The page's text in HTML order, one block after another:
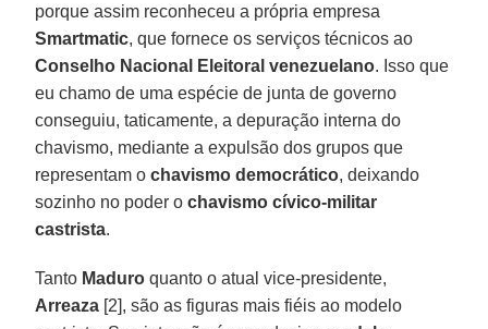
porque assim reconheceu a própria empresa
Smartmatic, que fornece os serviços técnicos ao
Conselho Nacional Eleitoral venezuelano. Isso que
eu chamo de uma espécie de junta de governo
conseguiu, taticamente, a depuração interna do
chavismo, mediante a expulsão dos grupos que
representam ochavismo democrático, deixando
sozinho no poder ochavismo cívico-militar
castrista.
Tanto Maduro quanto o atual vice-presidente,
Arreaza [2], são as figuras mais fiéis ao modelo